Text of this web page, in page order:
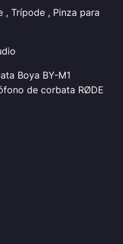
, Trípode , Pinza para
Boya BY-M1
de corbata RØDE